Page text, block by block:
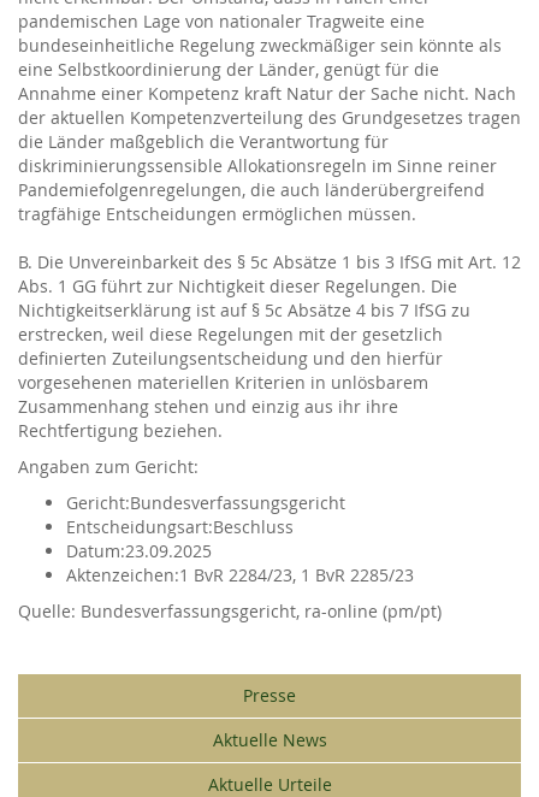
pandemischen Lage von nationaler Tragweite eine
bundeseinheitliche Regelung zweckmäßiger sein könnte als
eine Selbstkoordinierung der Länder, genügt für die
Annahme einer Kompetenz kraft Natur der Sache nicht. Nach
der aktuellen Kompetenzverteilung des Grundgesetzes tragen
die Länder maßgeblich die Verantwortung für
diskriminierungssensible Allokationsregeln im Sinne reiner
Pandemiefolgenregelungen, die auch länderübergreifend
tragfähige Entscheidungen ermöglichen müssen.
B. Die Unvereinbarkeit des § 5c Absätze 1 bis 3 IfSG mit Art. 12
Abs. 1 GG führt zur Nichtigkeit dieser Regelungen. Die
Nichtigkeitserklärung ist auf § 5c Absätze 4 bis 7 IfSG zu
erstrecken, weil diese Regelungen mit der gesetzlich
definierten Zuteilungsentscheidung und den hierfür
vorgesehenen materiellen Kriterien in unlösbarem
Zusammenhang stehen und einzig aus ihr ihre
Rechtfertigung beziehen.
Angaben zum Gericht:
Gericht:Bundesverfassungsgericht
Entscheidungsart:Beschluss
Datum:23.09.2025
Aktenzeichen:1 BvR 2284/23, 1 BvR 2285/23
Bundesverfassungsgericht, ra-online (pm/pt)
Presse
Aktuelle News
Aktuelle Urteile